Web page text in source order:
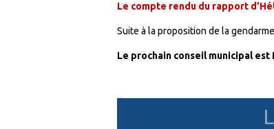
Le compte rendu du rapport
Suite à la proposition de la
Le prochain conseil municipal